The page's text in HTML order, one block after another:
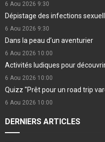
6 Aou 2026 9:30
Dépistage des infections
6 Aou 2026 9:30
Dans la peau d’un aventurier
6 Aou 2026 10:00
Activités ludiques pour
6 Aou 2026 10:00
Quizz "Prêt pour un road trip
6 Aou 2026 10:00
DERNIERS ARTICLES